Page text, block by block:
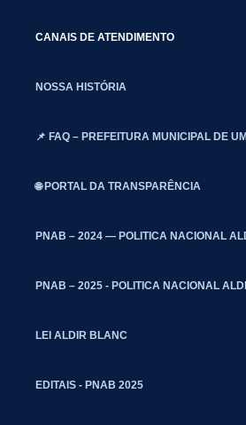
CANAIS DE ATENDIMENTO
NOSSA HISTÓRIA
📌 FAQ – PREFEITURA MUNICIPAL DE
🌐 PORTAL DA TRANSPARÊNCIA
PNAB – 2024 — POLITICA NACIONAL
PNAB – 2025 - POLITICA NACIONAL
LEI ALDIR BLANC
EDITAIS - PNAB 2025